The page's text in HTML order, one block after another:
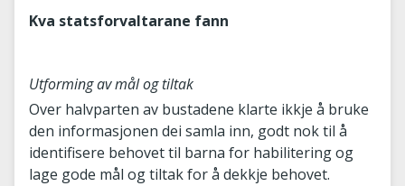
Kva statsforvaltarane fann
Utforming av mål og tiltak
Over halvparten av bustadene klarte ikkje å bruke
den informasjonen dei samla inn, godt nok til å
identifisere behovet til barna for habilitering og
lage gode mål og tiltak for å dekkje behovet.